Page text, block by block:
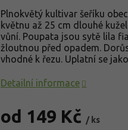
od 149 Kč / ks
Plnokvětý kultivar šeříku
květnu až 25 cm dlouhé
vůní. Poupata jsou sytě lila
žloutnou před opadem.
vhodné k řezu. Uplatní se
Detailní informace